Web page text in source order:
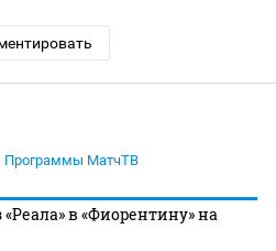
Программы МатчТВ
в «Фиорентину» на